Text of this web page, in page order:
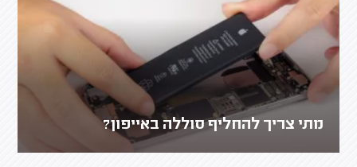
מתי צריך להחליף סוללה באייפון?